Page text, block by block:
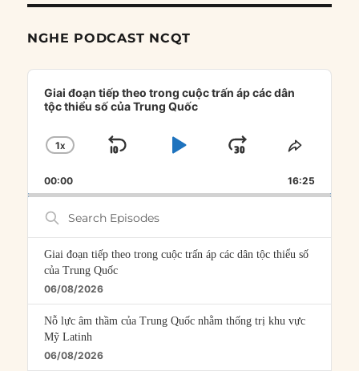
NGHE PODCAST NCQT
Audio
Player
Giai đoạn tiếp theo trong cuộc trấn áp các dân
tộc thiểu số của Trung Quốc
CHANGE
RATE
1X
SKIP
PLAYJUMP
FORWARD
SHARE
00:00 16:25
Search
Episodes
Giai đoạn tiếp theo trong cuộc trấn áp các dân tộc thiểu số
của Trung Quốc
06/08/2026
Nỗ lực âm thầm của Trung Quốc nhằm thống trị khu vực
Mỹ Latinh
06/08/2026